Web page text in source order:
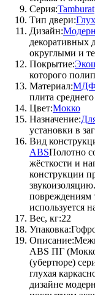
Серия:Tamburat
Тип двери:
Дизайн:Модерн
декоративных
округлыми и
Покрытие:
которого
Материал:МДФ
плита
Цвет:Мокко
Назначение:
установки в
Вид
ABSПолотно
жёсткости и
конструкции
повреждениям
используется
Вес, кг:22
ABS ПГ
(убертюре)
глухая
дизайне